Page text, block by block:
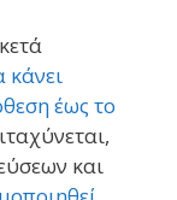
κάνει
έως το
και